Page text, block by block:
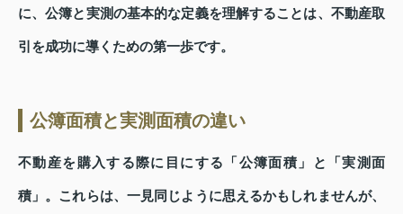
に、公簿と実測の基本的な定義を理解することは、不動産取
引を成功に導くための第一歩です。
公簿面積と実測面積の違い
不動産を購入する際に目にする「公簿面積」と「実測面
積」。これらは、一見同じように思えるかもしれませんが、